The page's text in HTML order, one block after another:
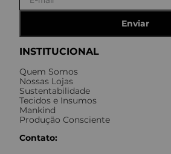
INSTITUCIONAL
Quem Somos
Nossas Lojas
Sustentabilidade
Tecidos e Insumos
Mankind
Produção Consciente
Contato:
Enviar